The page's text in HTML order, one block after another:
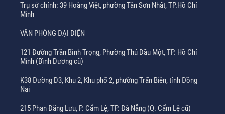
Trụ sở chính: 39 Hoàng Việt, phường Tân Sơn Nhất, TP.Hồ Chí
Minh
VĂN PHÒNG ĐẠI DIỆN
121 Đường Trần Bình Trọng, Phường Thủ Dầu Một, TP. Hồ Chí
Minh (Bình Dương cũ)
K38 Đường D3, Khu 2, Khu phố 2, phường Trấn Biên, tỉnh Đồng
Nai
215 Phan Đăng Lưu, P. Cẩm Lệ, TP. Đà Nẵng (Q. Cẩm Lệ cũ)